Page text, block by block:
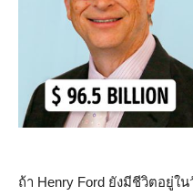
ถ้า Henry Ford ยังมีชีวิตอยู่ใ